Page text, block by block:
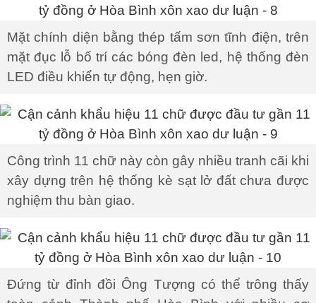
Mặt chính diện bằng thép tấm sơn tĩnh điện, trên
mặt đục lỗ bố trí các bóng đèn led, hệ thống đèn
LED điều khiển tự động, hẹn giờ.
Công trình 11 chữ này còn gây nhiều tranh cãi khi
xây dựng trên hệ thống kè sạt lở đất chưa được
nghiệm thu bàn giao.
Đứng từ đỉnh đồi Ông Tượng có thể trông thấy